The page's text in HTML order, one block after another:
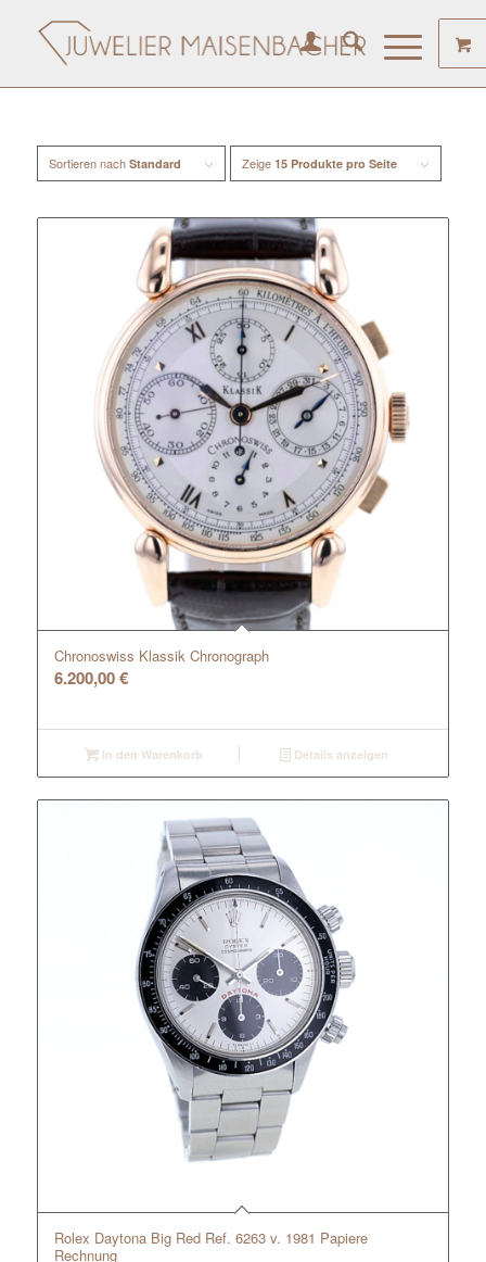
Sortieren nach Standard Zeige 15 Produkte pro Seite
Chronoswiss Klassik Chronograph
6.200,00€
In den Warenkorb Details anzeigen
Rolex Daytona Big Red Ref. 6263 v. 1981 Papiere
Rechnung